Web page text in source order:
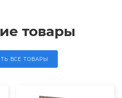
товары
ВСЕ ТОВАРЫ